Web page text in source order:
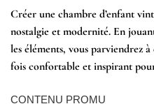
Créer une chambre d’enfant
nostalgie et modernité. En
les éléments, vous parviendrez
fois confortable et inspirant